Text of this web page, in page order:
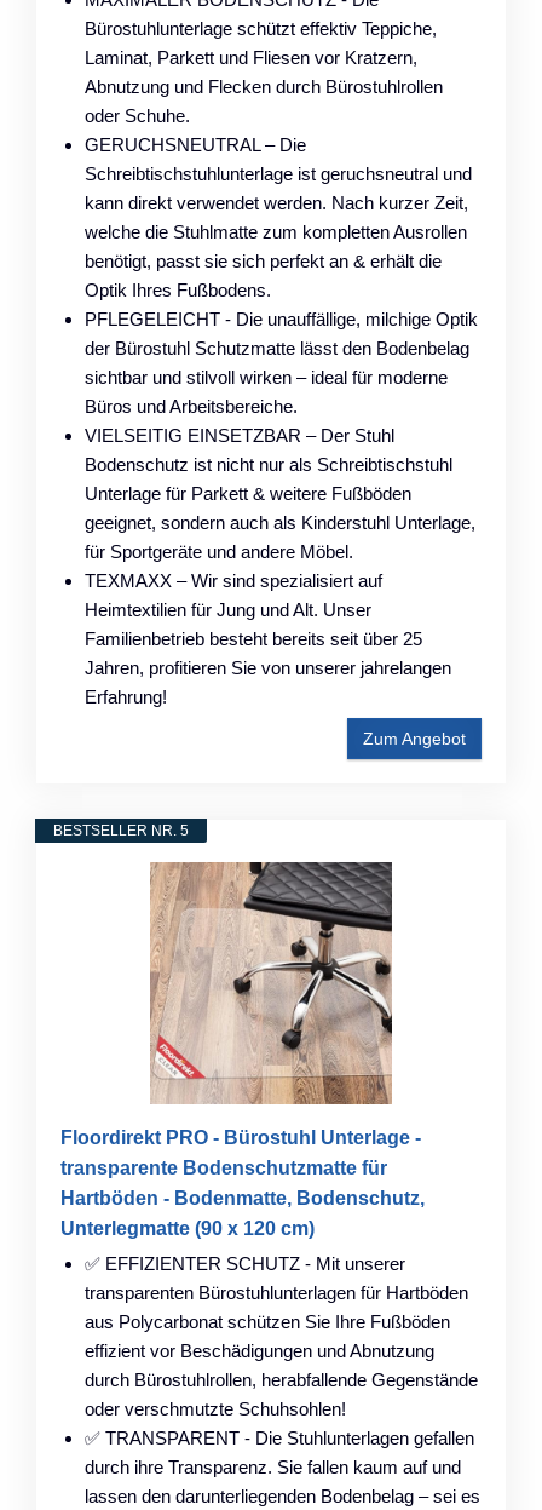
Bürostuhlunterlage schützt effektiv Teppiche,
Laminat, Parkett und Fliesen vor Kratzern,
Abnutzung und Flecken durch Bürostuhlrollen
oder Schuhe.
GERUCHSNEUTRAL – Die
Schreibtischstuhlunterlage ist geruchsneutral und
kann direkt verwendet werden. Nach kurzer Zeit,
welche die Stuhlmatte zum kompletten Ausrollen
benötigt, passt sie sich perfekt an & erhält die
Optik Ihres Fußbodens.
PFLEGELEICHT - Die unauffällige, milchige Optik
der Bürostuhl Schutzmatte lässt den Bodenbelag
sichtbar und stilvoll wirken – ideal für moderne
Büros und Arbeitsbereiche.
VIELSEITIG EINSETZBAR – Der Stuhl
Bodenschutz ist nicht nur als Schreibtischstuhl
Unterlage für Parkett & weitere Fußböden
geeignet, sondern auch als Kinderstuhl Unterlage,
für Sportgeräte und andere Möbel.
TEXMAXX – Wir sind spezialisiert auf
Heimtextilien für Jung und Alt. Unser
Familienbetrieb besteht bereits seit über 25
Jahren, profitieren Sie von unserer jahrelangen
Erfahrung!
Zum Angebot
BESTSELLER NR. 5
Floordirekt PRO - Bürostuhl Unterlage -
transparente Bodenschutzmatte für
Hartböden - Bodenmatte, Bodenschutz,
Unterlegmatte (90 x 120 cm)
✅ EFFIZIENTER SCHUTZ - Mit unserer
transparenten Bürostuhlunterlagen für Hartböden
aus Polycarbonat schützen Sie Ihre Fußböden
effizient vor Beschädigungen und Abnutzung
durch Bürostuhlrollen, herabfallende Gegenstände
oder verschmutzte Schuhsohlen!
✅ TRANSPARENT - Die Stuhlunterlagen gefallen
durch ihre Transparenz. Sie fallen kaum auf und
lassen den darunterliegenden Bodenbelag – sei es